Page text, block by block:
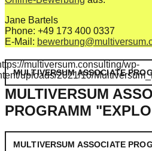
Jane Bartels
Phone: +49 173 400 0337
E-Mail:
MULTIVERSUM ASSOCIATE
MULTIVERSUM
PROGRAMM
MULTIVERSUM ASSOCIATE